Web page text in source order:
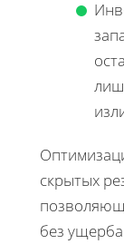
скрытых
без